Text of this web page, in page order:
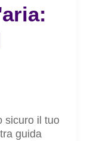
sicuro il tuo
guida